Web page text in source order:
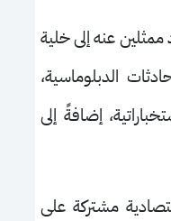
عنه إلى خلية
الدبلوماسية،
إضافةً إلى
مشتركة على